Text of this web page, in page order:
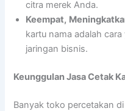
citra merek Anda.
Keempat,
kartu nama adalah
jaringan bisnis.
Keunggulan Jasa Cetak
Banyak toko percetakan